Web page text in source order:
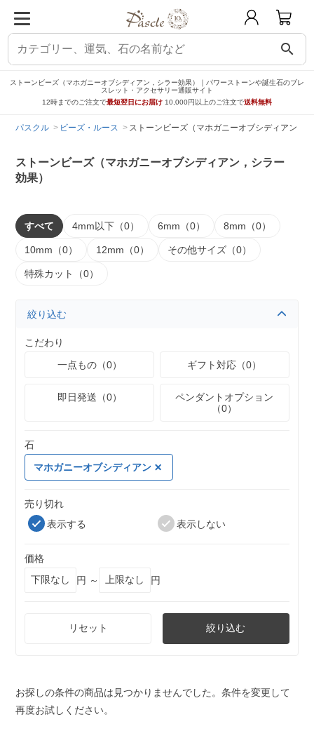
search
ストーンビーズ（マホガニーオブシディアン，シラー効果）｜パワーストーンや誕生石のブレ
スレット・アクセサリー通販サイト
12時までのご注文で最短翌日にお届け 10,000円以上のご注文で送料無料
パスクル ビーズ・ルース ストーンビーズ（マホガニーオブシディアン，
ストーンビーズ（マホガニーオブシディアン，シラー
効果）
すべて 4mm以下（0） 6mm（0） 8mm（0）
10mm（0） 12mm（0） その他サイズ（0）
特殊カット（0）
絞り込む
こだわり
一点もの（0）
ギフト対応（0）
即日発送（0）
ペンダントオプション
（0）
石
マホガニーオブシディアン
売り切れ
表示する
表示しない
価格
円 ～
円
リセット 絞り込む
お探しの条件の商品は見つかりませんでした。条件を変更して
再度お試しください。